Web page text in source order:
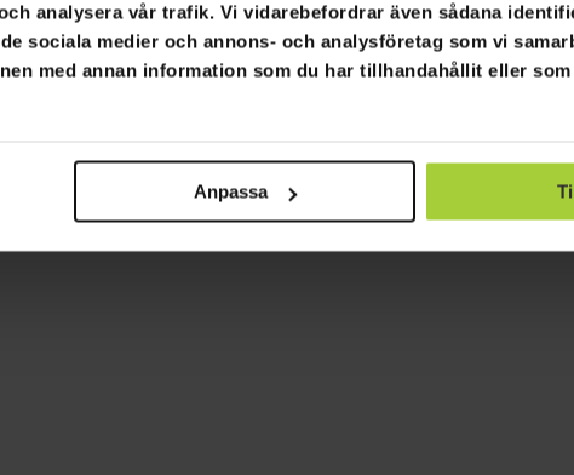
analysera vår trafik. Vi vidarebefordrar även sådana
sociala medier och annons- och analysföretag som vi
med annan information som du har tillhandahållit eller
Anpassa